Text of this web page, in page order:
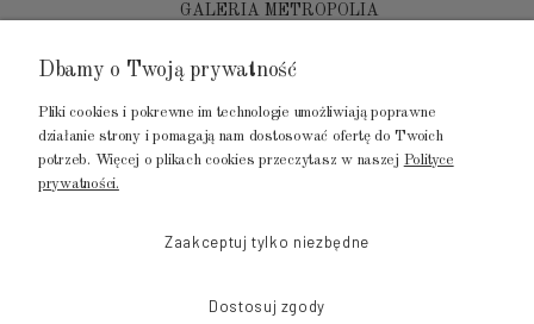
GALERIA METROPOLIA
80-452 Gdańsk
tel.: 502 104 104
mail: biuro@luksusowysen.pl
Dbamy o Twoją prywatność
Pliki cookies i pokrewne im technologie umożliwiają poprawne
działanie strony i pomagają nam dostosować ofertę do Twoich
potrzeb. Więcej o plikach cookies przeczytasz w naszej Polityce
prywatności.
Zaakceptuj tylko niezbędne
Dostosuj zgody